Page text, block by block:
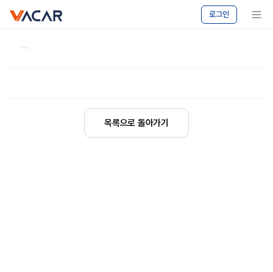
로그인
메뉴 보기
목록으로 돌아가기